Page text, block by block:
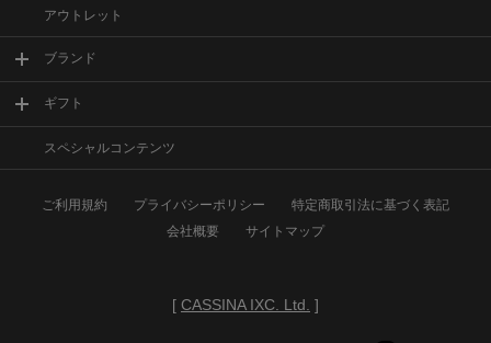
アウトレット
ブランド
ギフト
スペシャルコンテンツ
ご利用規約 プライバシーポリシー
特定商取引法に基づく表記
会社概要
サイトマップ
[ CASSINA IXC. Ltd. ]